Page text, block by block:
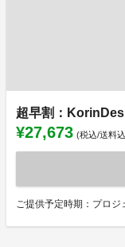
超早割：
¥27,673 (税込/送料
ご提供予定時期：プロジ